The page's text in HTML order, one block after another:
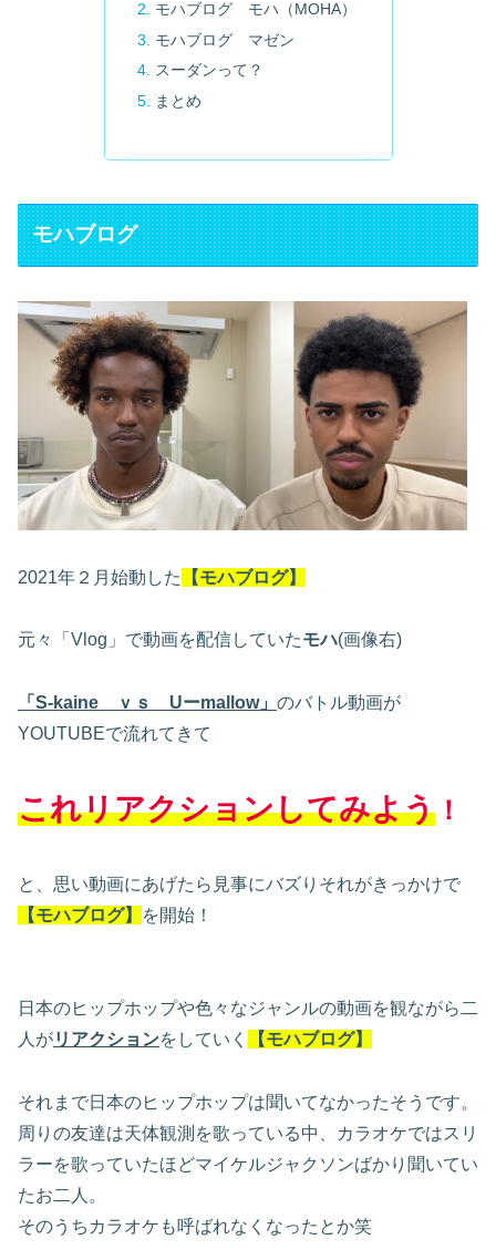
モハブログ モハ（MOHA）
モハブログ マゼン
スーダンって？
まとめ
モハブログ
2021年２月始動した 【モハブログ】
元々「Vlog」で動画を配信していたモハ(画像右)
「S-kaine ｖｓ Uーmallow」 のバトル動画が
YOUTUBEで流れてきて
これリアクションしてみよう ！
と、思い動画にあげたら見事にバズりそれがきっかけで
【モハブログ】
を開始！
日本のヒップホップや色々なジャンルの動画を観ながら二
人がリアクションをしていく 【モハブログ】
それまで日本のヒップホップは聞いてなかったそうです。
周りの友達は天体観測を歌っている中、カラオケではスリ
ラーを歌っていたほどマイケルジャクソンばかり聞いてい
たお二人。
そのうちカラオケも呼ばれなくなったとか笑